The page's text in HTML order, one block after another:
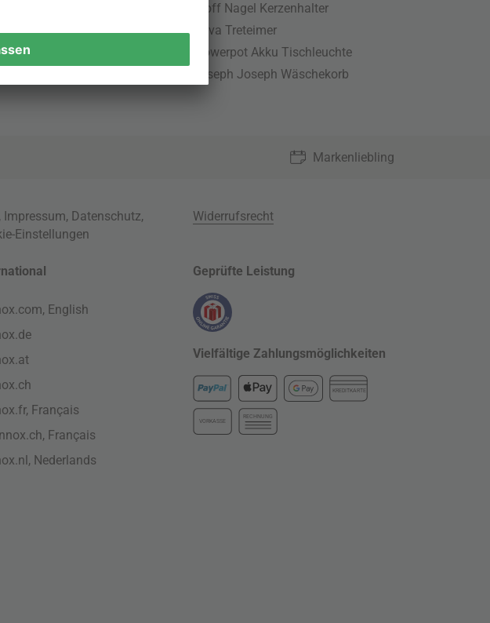
Lampen
Tischleuchten
Lampen
Stoff Nagel Kerzenhalter
Nova Treteimer
Flowerpot Akku Tischleuchte
Joseph Joseph Wäschekorb
Markenliebling
Impressum, Datenschutz,
Einstellungen
Widerrufsrecht
English
Français
Français
Nederlands
Geprüfte Leistung
Vielfältige Zahlungsmöglichkeiten
KREDITKARTE
VORKASSE
RECHNUNG